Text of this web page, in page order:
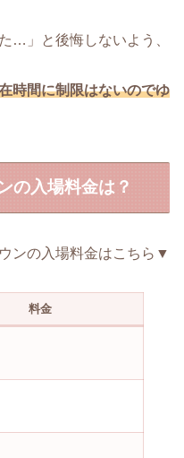
…」と後悔しないよう、
時間に制限はないのでゆ
の入場料金は？
ンの入場料金はこちら▼
料金